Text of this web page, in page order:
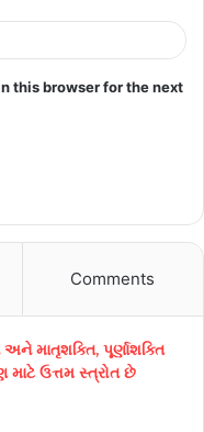
this browser for the next
Comments
માતૃશક્તિ, પૂર્ણાશક્તિ
ઉત્તમ સ્ત્રોત છે